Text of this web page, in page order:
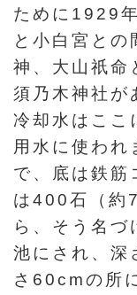
ために1929
と小白宮との
神、大山祇命
須乃木神社が
冷却水はここ
用水に使われ
で、底は鉄筋
は400石（約
ら、そう名づ
池にされ、
さ60cmの所